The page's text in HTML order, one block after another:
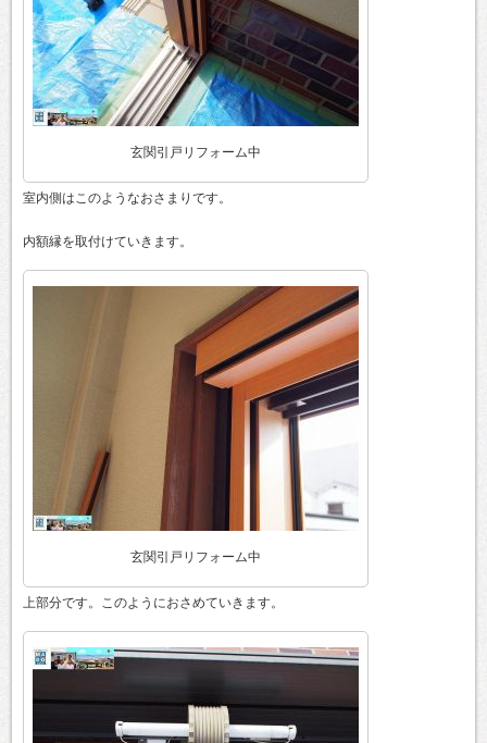
玄関引戸リフォーム中
室内側はこのようなおさまりです。
内額縁を取付けていきます。
玄関引戸リフォーム中
上部分です。このようにおさめていきます。